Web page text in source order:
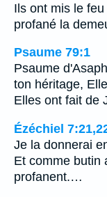
Ils ont mis le
profané la
Psaume 79:1
Psaume
ton héritage,
Elles ont fait de
Ézéchiel
Je la donnerai
Et comme butin
profanent.…